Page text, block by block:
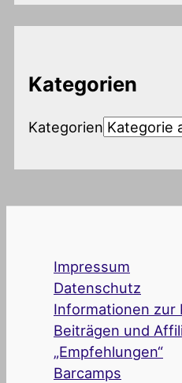
Kategorien
Kategorien
Impressum
Datenschutz
Informationen zur
Beiträgen und
„Empfehlungen“
Barcamps